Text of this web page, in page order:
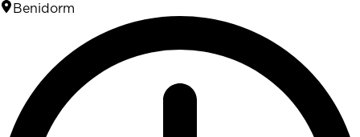
Benidorm